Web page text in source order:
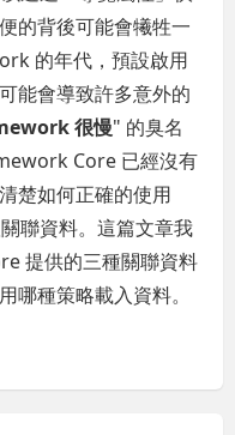
的背後可能會犧牲一
的年代，預設啟用
能會導致許多意外的
很慢" 的臭名
Core 已經沒有
楚如何正確的使用
聯資料。這篇文章我
提供的三種關聯資料
哪種策略載入資料。